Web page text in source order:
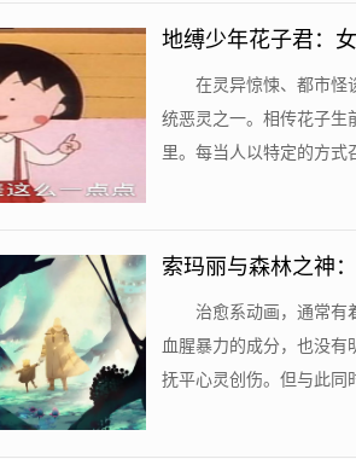
地缚少年花子君：
在灵异惊悚、都市怪
统恶灵之一。相传花子生
里。每当人以特定的方式
索玛丽与森林之神
治愈系动画，通常有
血腥暴力的成分，也没
抚平心灵创伤。但与此同